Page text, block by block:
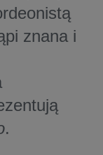
znana i
.